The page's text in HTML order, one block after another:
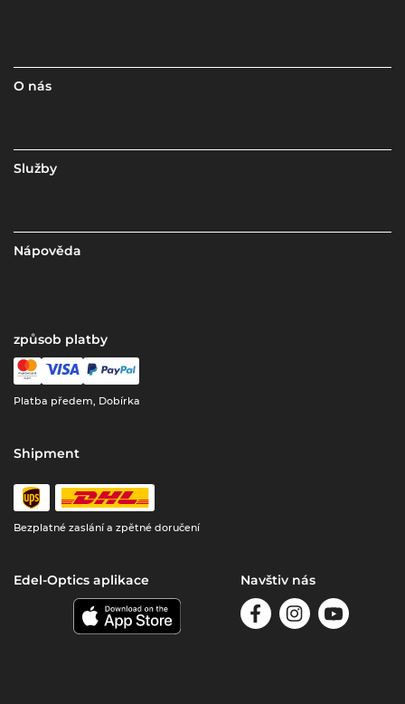
O nás
Služby
Nápověda
způsob platby
Platba předem, Dobírka
Shipment
Bezplatné zaslání a zpětné doručení
Edel-Optics aplikace Navštiv nás